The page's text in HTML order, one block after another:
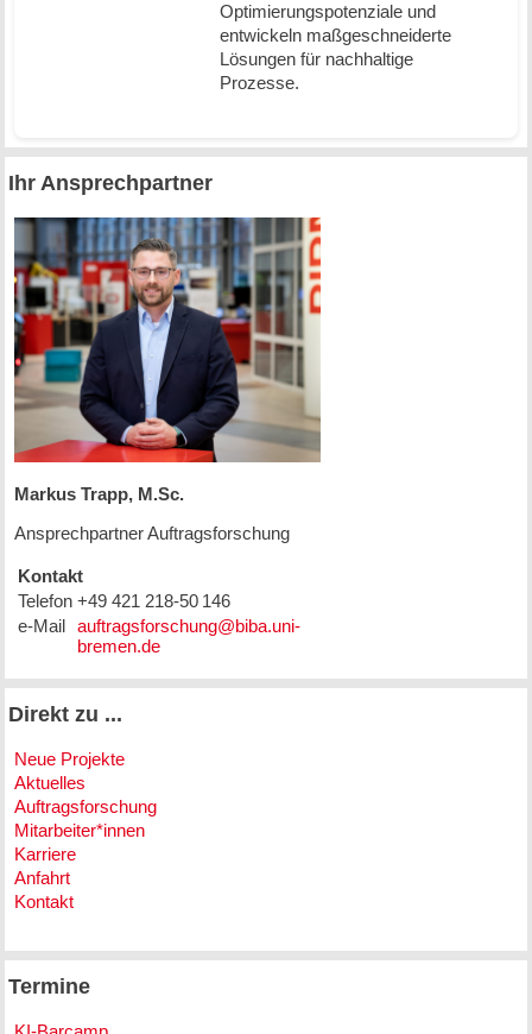
Optimierungspotenziale und
entwickeln maßgeschneiderte
Lösungen für nachhaltige
Prozesse.
Ihr Ansprechpartner
Markus Trapp, M.Sc.
Ansprechpartner Auftragsforschung
Kontakt
Telefon +49 421 218-50 146
e-Mail
Direkt zu ...
Neue Projekte
Aktuelles
Auftragsforschung
Mitarbeiter*innen
Karriere
Anfahrt
Kontakt
Termine